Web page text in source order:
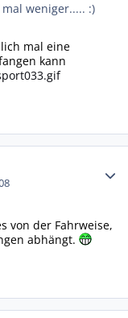
weniger..... :)
mal eine
kann
von der Fahrweise,
abhängt.